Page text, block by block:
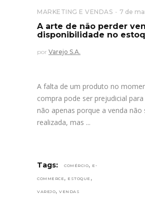
MARKETING E VENDAS 7 de
A arte de não perder
disponibilidade no
por Varejo S.A.
A falta de um produto no
compra pode ser prejudicial
não apenas porque a venda não
realizada, mas
Tags: COMÉRCIO, E-
COMMERCE , ESTOQUE ,
VAREJO, VENDAS